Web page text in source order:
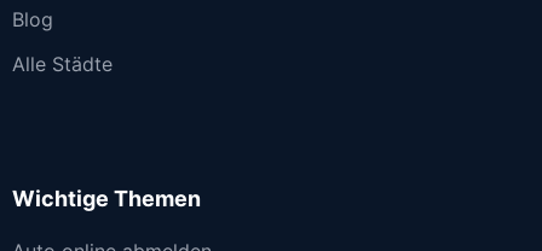
Blog
Alle Städte
Wichtige Themen